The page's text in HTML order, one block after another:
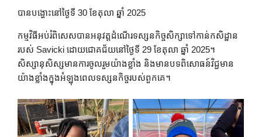
បានបង្ហោះនៅថ្ងៃទី 30 ខែតុលា ឆ្នាំ 2025
កម្មវិធីអប់រំពិសេសបានអនុវត្តដំណើរទស្សនកិច្ចសិក្សាទៅកាន់កសិដ្ឋាន
របស់ Savicki ដោយជោគជ័យនៅថ្ងៃទី 29 ខែតុលា ឆ្នាំ 2025។
សិស្សានុសិស្សមានការចូលរួមយ៉ាងខ្លាំង និងមានបទពិសោធន៍វិជ្ជមាន
យ៉ាងខ្លាំងក្នុងអំឡុងពេលទស្សនកិច្ចរបស់ពួកគេ។